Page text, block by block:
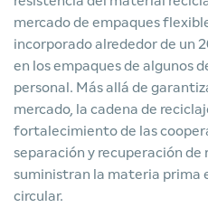
mercado de empaques
incorporado alrededor de un
en los empaques de algunos
personal. Más allá de
mercado, la cadena de
fortalecimiento de las
separación y recuperación de
suministran la materia prima
circular.